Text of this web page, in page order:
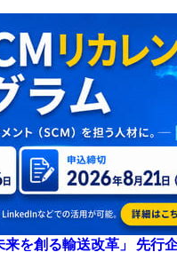
を創る輸送改革」 先行